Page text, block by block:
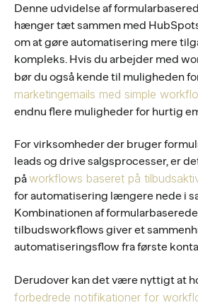
Denne udvidelse af
hænger tæt sammen med
om at gøre automatisering mere
kompleks. Hvis du arbejder med
bør du også kende til muligheden
marketingemails med simple
endnu flere muligheder for hurtig
For virksomheder der bruger
leads og drive salgsprocesser, er
påworkflows baseret på
for automatisering længere nede i
Kombinationen af
tilbudsworkflows giver et
automatiseringsflow fra første
Derudover kan det være nyttigt at
forbedrede notifikationer for